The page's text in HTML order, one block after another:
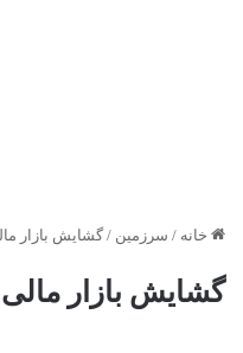
خانه / سرزمین / گشایش بازار
گشایش بازار